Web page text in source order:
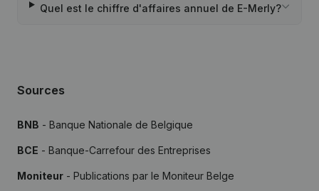
Quel est le chiffre d'affaires annuel de E-Merly?
Sources
BNB - Banque Nationale de Belgique
BCE - Banque-Carrefour des Entreprises
Moniteur - Publications par le Moniteur Belge